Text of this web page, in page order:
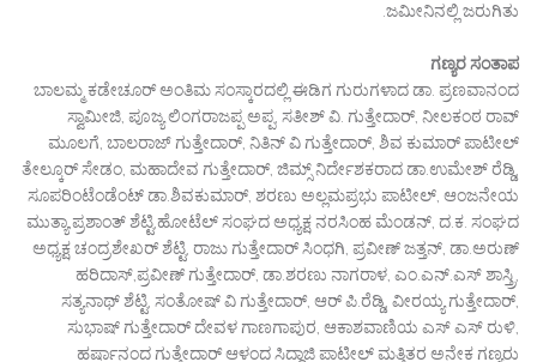
ಜಮೀನಿನಲ್ಲಿ ಜರುಗಿತು.
ಗಣ್ಯರ ಸಂತಾಪ
ಬಾಲಮ್ಮ ಕಡೇಚೂರ್ ಅಂತಿಮ ಸಂಸ್ಕಾರದಲ್ಲಿ ಈಡಿಗ ಗುರುಗಳಾದ ಡಾ. ಪ್ರಣವಾನಂದ
ಸ್ವಾಮೀಜಿ, ಪೂಜ್ಯ ಲಿಂಗರಾಜಪ್ಪ ಅಪ್ಪ, ಸತೀಶ್ ವಿ. ಗುತ್ತೇದಾರ್, ನೀಲಕಂಠ ರಾವ್
ಮೂಲಗೆ, ಬಾಲರಾಜ್ ಗುತ್ತೇದಾರ್, ನಿತಿನ್ ವಿ ಗುತ್ತೇದಾರ್, ಶಿವ ಕುಮಾರ್ ಪಾಟೀಲ್
ತೇಲ್ಕೂರ್ ಸೇಡಂ, ಮಹಾದೇವ ಗುತ್ತೇದಾರ್, ಜಿಮ್ಸ್ ನಿರ್ದೇಶಕರಾದ ಡಾ.ಉಮೇಶ್ ರೆಡ್ಡಿ,
ಸೂಪರಿಂಟೆಂಡೆಂಟ್ ಡಾ.ಶಿವಕುಮಾರ್, ಶರಣು ಅಲ್ಲಮಪ್ರಭು ಪಾಟೀಲ್, ಆಂಜನೇಯ
ಮುತ್ಯಾ,ಪ್ರಶಾಂತ್ ಶೆಟ್ಟಿ,ಹೋಟೆಲ್ ಸಂಘದ ಅಧ್ಯಕ್ಷ ನರಸಿಂಹ ಮೆಂಡನ್, ದ.ಕ. ಸಂಘದ
ಅಧ್ಯಕ್ಷ ಚಂದ್ರಶೇಖರ್ ಶೆಟ್ಟಿ, ರಾಜು ಗುತ್ತೇದಾರ್ ಸಿಂಧಗಿ, ಪ್ರವೀಣ್ ಜತ್ತನ್, ಡಾ.ಅರುಣ್
ಹರಿದಾಸ್,ಪ್ರವೀಣ್ ಗುತ್ತೇದಾರ್, ಡಾ.ಶರಣು ನಾಗರಾಳ, ಎಂ.ಎನ್.ಎಸ್ ಶಾಸ್ತ್ರಿ,
ಸತ್ಯನಾಥ್ ಶೆಟ್ಟಿ, ಸಂತೋಷ್ ವಿ ಗುತ್ತೇದಾರ್, ಆರ್ ಪಿ.ರೆಡ್ಡಿ, ವೀರಯ್ಯ ಗುತ್ತೇದಾರ್,
ಸುಭಾಷ್ ಗುತ್ತೇದಾರ್ ದೇವಳ ಗಾಣಗಾಪುರ, ಆಕಾಶವಾಣಿಯ ಎಸ್ ಎಸ್ ರುಳಿ,
ಹರ್ಷಾನಂದ ಗುತ್ತೇದಾರ್ ಆಳಂದ ಸಿದ್ದಾಜಿ ಪಾಟೀಲ್ ಮತ್ತಿತರ ಅನೇಕ ಗಣ್ಯರು